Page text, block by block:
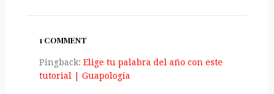
1 COMMENT
Pingback: Elige tu palabra del año con este
tutorial | Guapologí­a